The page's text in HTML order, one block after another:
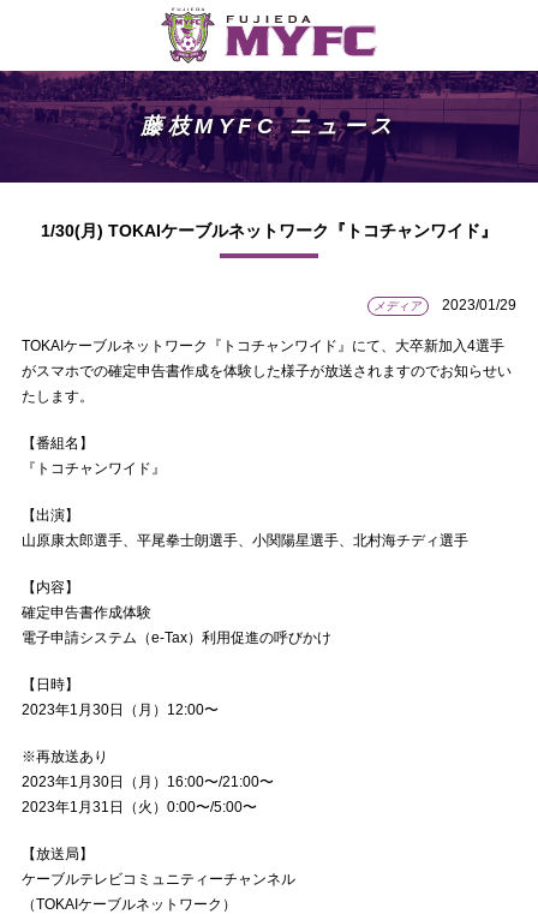
藤枝MYFC ニュース
1/30(月) TOKAIケーブルネットワーク『トコチャンワイド』
メディア 2023/01/29
TOKAIケーブルネットワーク『トコチャンワイド』にて、大卒新加入4選手
がスマホでの確定申告書作成を体験した様子が放送されますのでお知らせい
たします。
【番組名】
『トコチャンワイド』
【出演】
山原康太郎選手、平尾拳士朗選手、小関陽星選手、北村海チディ選手
【内容】
確定申告書作成体験
電子申請システム（e-Tax）利用促進の呼びかけ
【日時】
2023年1月30日（月）12:00〜
※再放送あり
2023年1月30日（月）16:00〜/21:00〜
2023年1月31日（火）0:00〜/5:00〜
【放送局】
ケーブルテレビコミュニティーチャンネル
（TOKAIケーブルネットワーク）